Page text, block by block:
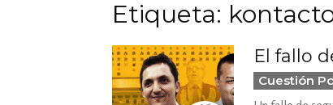
Etiqueta:
El fallo
Cuestión